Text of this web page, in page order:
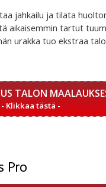
jahkailu ja tilata
aikaisemmin tartut
urakka tuo ekstraa
TALON
Pro